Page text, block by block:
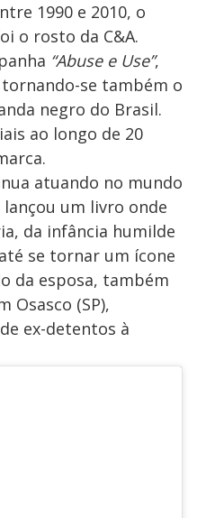
1990 e 2010, o
o rosto da C&A.
“Abuse e Use”,
se também o
negro do Brasil.
ao longo de 20
atuando no mundo
lançou um livro onde
da infância humilde
se tornar um ícone
da esposa, também
Osasco (SP),
ex-detentos à